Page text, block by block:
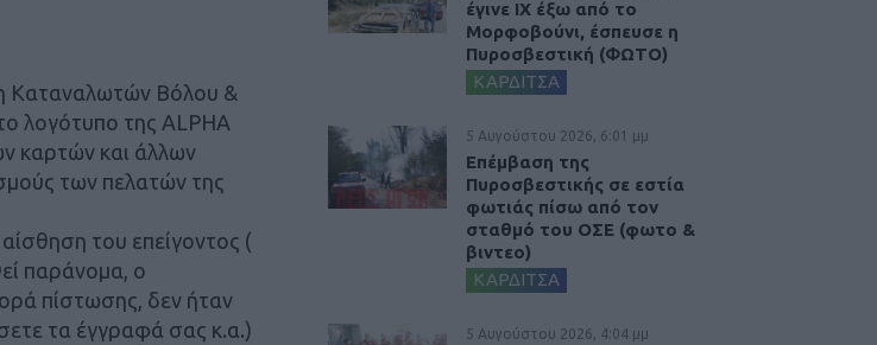
Καταναλωτών Βόλου &
λογότυπο της ALPHA
καρτών και άλλων
των πελατών της
του επείγοντος (
παράνομα, ο
πίστωσης, δεν ήταν
τα έγγραφά σας κ.α.)
έγινε ΙΧ έξω από το
Μορφοβούνι, έσπευσε η
Πυροσβεστική (ΦΩΤΟ)
ΚΑΡΔΙΤΣΑ
5 Αυγούστου 2026, 6:01 μμ
Επέμβαση της
Πυροσβεστικής σε εστία
φωτιάς πίσω από τον
σταθμό του ΟΣΕ (φωτο &
βιντεο)
ΚΑΡΔΙΤΣΑ
5 Αυγούστου 2026, 4:04 μμ